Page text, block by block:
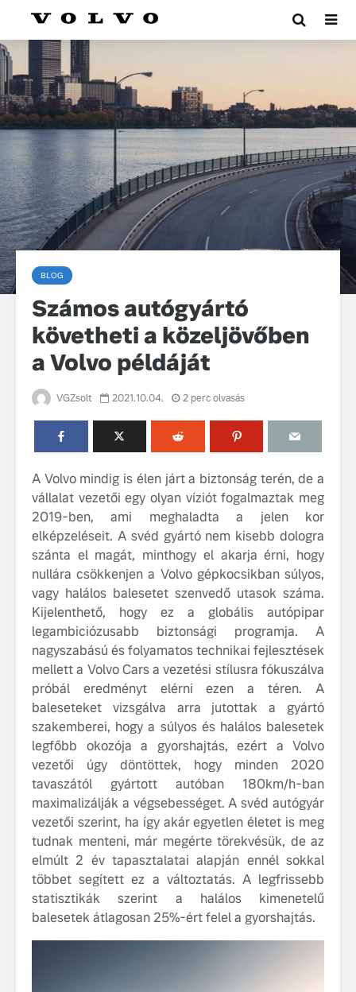
BLOG
Számos autógyártó
követheti a közeljövőben
a Volvo példáját
VGZsolt 2021.10.04. 2 perc olvasás
A Volvo mindig is élen járt a biztonság terén, de a
vállalat vezetői egy olyan víziót fogalmaztak meg
2019-ben, ami meghaladta a jelen kor
elképzeléseit. A svéd gyártó nem kisebb dologra
szánta el magát, minthogy el akarja érni, hogy
nullára csökkenjen a Volvo gépkocsikban súlyos,
vagy halálos balesetet szenvedő utasok száma.
Kijelenthető, hogy ez a globális autópipar
legambiciózusabb biztonsági programja. A
nagyszabású és folyamatos technikai fejlesztések
mellett a Volvo Cars a vezetési stílusra fókuszálva
próbál eredményt elérni ezen a téren. A
baleseteket vizsgálva arra jutottak a gyártó
szakemberei, hogy a súlyos és halálos balesetek
legfőbb okozója a gyorshajtás, ezért a Volvo
vezetői úgy döntöttek, hogy minden 2020
tavaszától gyártott autóban 180km/h-ban
maximalizálják a végsebességet. A svéd autógyár
vezetői szerint, ha így akár egyetlen életet is meg
tudnak menteni, már megérte törekvésük, de az
elmúlt 2 év tapasztalatai alapján ennél sokkal
többet segített ez a változtatás. A legfrissebb
statisztikák szerint a halálos kimenetelű
balesetek átlagosan 25%-ért felel a gyorshajtás.
Volvo élmények a
Lajvér Pikniken
Milliók számára lett
elérhető a Volvo
Car UX élmény
Az új Volvo EX60 új
szintre emeli a
fenntarthatóságot
A Volvo
bemutatja
gondosan
amelynek
Az autó,
ismerje
tisztán
Volvo
A Volvo
Country:
képes,
jut
Volvo élmények a
A Volvo